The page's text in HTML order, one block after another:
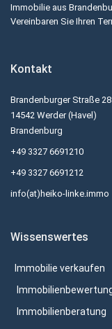
Immobilie aus
Vereinbaren Sie Ihren
Kontakt
Brandenburger Straße 28
14542 Werder (Havel)
Brandenburg
+49 3327 6691210
+49 3327 6691212
info(at)heiko-linke.immo
Wissenswertes
Immobilie verkaufen
Immobilienberatung